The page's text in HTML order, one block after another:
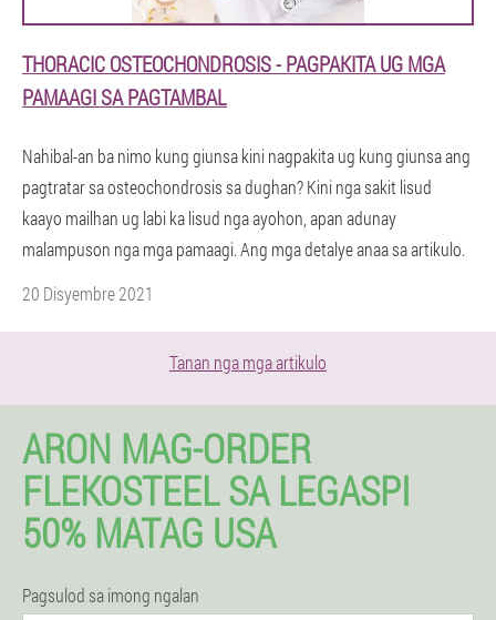
THORACIC OSTEOCHONDROSIS - PAGPAKITA UG MGA
PAMAAGI SA PAGTAMBAL
Nahibal-an ba nimo kung giunsa kini nagpakita ug kung giunsa ang
pagtratar sa osteochondrosis sa dughan? Kini nga sakit lisud
kaayo mailhan ug labi ka lisud nga ayohon, apan adunay
malampuson nga mga pamaagi. Ang mga detalye anaa sa artikulo.
20 Disyembre 2021
Tanan nga mga artikulo
ARON MAG-ORDER
FLEKOSTEEL SA LEGASPI
50% MATAG USA
Pagsulod sa imong ngalan